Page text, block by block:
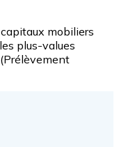
mobiliers
plus-values